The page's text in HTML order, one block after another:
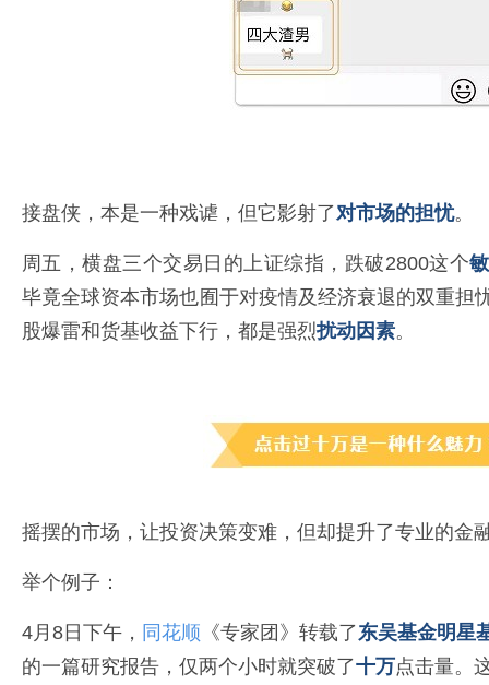
接盘侠，本是一种戏谑，但它影射了对市场的担忧。
周五，横盘三个交易日的上证综指，跌破2800这个
毕竟全球资本市场也囿于对疫情及经济衰退的双重担
股爆雷和货基收益下行，都是强烈扰动因素。
摇摆的市场，让投资决策变难，但却提升了专业的金
举个例子：
4月8日下午， 同花顺 《专家团》转载了东吴基金明星
的一篇研究报告，仅两个小时就突破了十万点击量。